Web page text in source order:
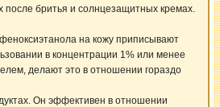
после бритья и солнцезащитных кремах.
на кожу приписывают
в концентрации 1% или менее
делают это в отношении гораздо
Он эффективен в отношении